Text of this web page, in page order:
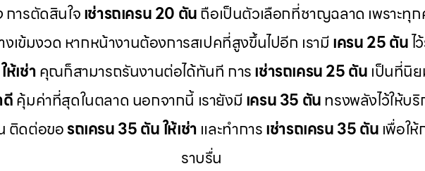
การตัดสินใจเช่ารถเครน 20 ตันถือเป็นตัวเลือกที่ชาญฉลาด เพราะทุ
เข้มงวด หากหน้างานต้องการสเปคที่สูงขึ้นไปอีก เรามีเครน 25 ตันไ
เช่าคุณก็สามารถรันงานต่อได้ทันที การเช่ารถเครน 25 ตัน เป็นที่นิ
ดีคุ้มค่าที่สุดในตลาด นอกจากนี้ เรายังมีเครน 35 ตันทรงพลังไว้ให้บ
ติดต่อขอรถเครน 35 ตัน ให้เช่า และทำการเช่ารถเครน 35 ตัน เพื่อใ
ราบรื่น